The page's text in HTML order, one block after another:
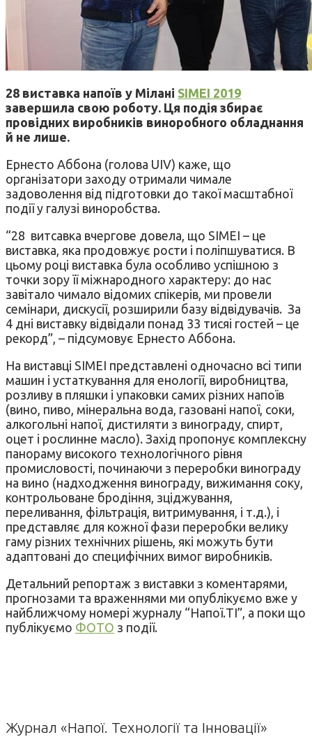
28 виставка напоїв у Мілані SIMEI 2019
завершила свою роботу. Ця подія збирає
провідних виробників виноробного обладнання
й не лише.
Ернесто Аббона (голова UIV) каже, що
організатори заходу отримали чимале
задоволення від підготовки до такої масштабної
події у галузі виноробства.
“28 витсавка вчергове довела, що SIMEI – це
виставка, яка продовжує рости і поліпшуватися. В
цьому році виставка була особливо успішною з
точки зору її міжнародного характеру: до нас
завітало чимало відомих спікерів, ми провели
семінари, дискусії, розширили базу відвідувачів. За
4 дні виставку відвідали понад 33 тисяі гостей – це
рекорд”, – підсумовує Ернесто Аббона.
На виставці SIMEI представлені одночасно всі типи
машин і устаткування для енології, виробництва,
розливу в пляшки і упаковки самих різних напоїв
(вино, пиво, мінеральна вода, газовані напої, соки,
алкогольні напої, дистиляти з винограду, спирт,
оцет і рослинне масло). Захід пропонує комплексну
панораму високого технологічного рівня
промисловості, починаючи з переробки винограду
на вино (надходження винограду, вижимання соку,
контрольоване бродіння, зціджування,
переливання, фільтрація, витримування, і т.д.), і
представляє для кожної фази переробки велику
гаму різних технічних рішень, які можуть бути
адаптовані до специфічних вимог виробників.
Детальний репортаж з виставки з коментарями,
прогнозами та враженнями ми опублікуємо вже у
найближчому номері журналу “Напої.ТІ”, а поки що
публікуємо ФОТО з події.
Журнал «Напої. Технології та Інновації»